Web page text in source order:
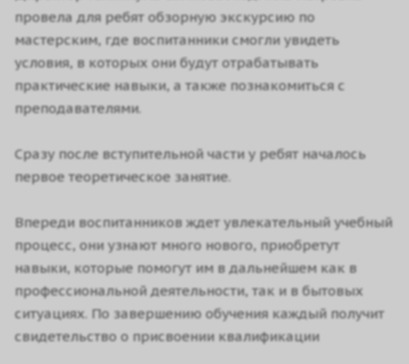
провела для ребят обзорную экскурсию по
мастерским, где воспитанники смогли увидеть
условия, в которых они будут отрабатывать
практические навыки, а также познакомиться с
преподавателями.
Сразу после вступительной части у ребят началось
первое теоретическое занятие.
Впереди воспитанников ждет увлекательный учебный
процесс, они узнают много нового, приобретут
навыки, которые помогут им в дальнейшем как в
профессиональной деятельности, так и в бытовых
ситуациях. По завершению обучения каждый получит
свидетельство о присвоении квалификации